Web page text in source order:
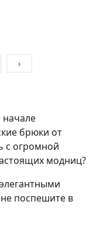
›
брюки от
с огромной
модниц?
поспешите в